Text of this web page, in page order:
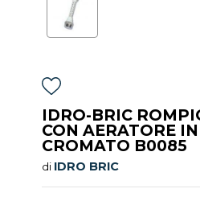
IDRO-BRIC
CON AERATORE
CROMATO B0085
di IDRO BRIC